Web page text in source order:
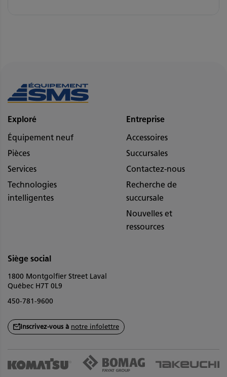
Exploré
Équipement neuf
Pièces
Services
Technologies
intelligentes
Entreprise
Accessoires
Succursales
Contactez-nous
Recherche de
succursale
Nouvelles et
ressources
Siège social
1800 Montgolfier Street Laval
Québec H7T 0L9
450-781-9600
Inscrivez-vous à notre infolettre